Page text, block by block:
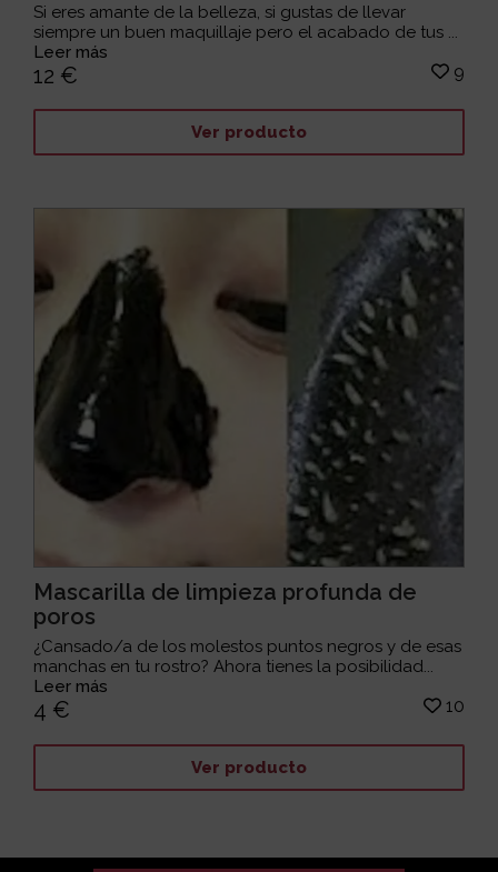
Si eres amante de la belleza, si gustas de llevar
siempre un buen maquillaje pero el acabado de tus ...
Leer más
12 € 9
Ver producto
Mascarilla de limpieza profunda de
poros
¿Cansado/a de los molestos puntos negros y de esas
manchas en tu rostro? Ahora tienes la posibilidad...
Leer más
4 € 10
Ver producto